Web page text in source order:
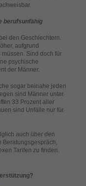
berufsunfähig
den Geschlechtern.
aufgrund
Sind doch für
psychische
der Männer.
sogar beinahe jeden
sind Männer unter
33 Prozent aller
sind Unfälle nur für
auch über den
Beratungsgespräch,
Tarifen zu finden.
verbessern.
und Inhalte oder
über die
Cookies. Sie
geben oder sich